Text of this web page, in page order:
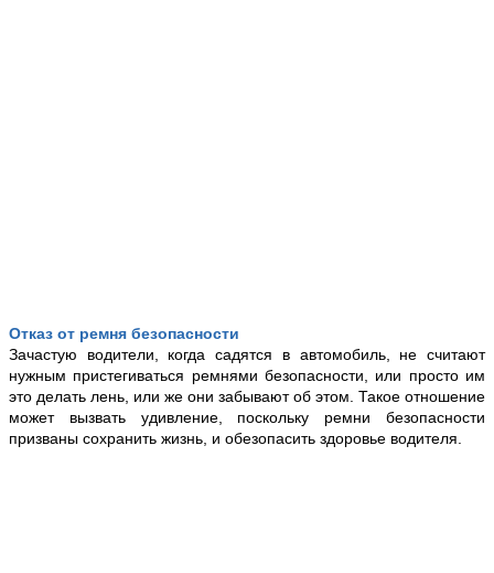
Отказ от ремня безопасности
Зачастую водители, когда садятся в автомобиль, не считают
нужным пристегиваться ремнями безопасности, или просто им
это делать лень, или же они забывают об этом. Такое отношение
может вызвать удивление, поскольку ремни безопасности
призваны сохранить жизнь, и обезопасить здоровье водителя.